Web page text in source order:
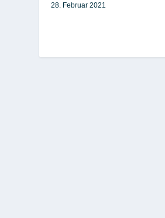
28. Februar 2021